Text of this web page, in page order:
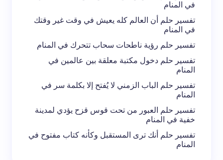
في المنام
تفسير حلم أن العالم كله يعيش في وقت غير وقتك
في المنام
تفسير حلم رؤية ناطحات سحاب تتحرك في المنام
تفسير حلم دخول مكتبة معلقة بين عالمين في
المنام
تفسير حلم الباب الزمني لا يُفتح إلا بكلمة سر في
المنام
تفسير حلم العبور من تحت قوس قزح يؤدي لمدينة
خفية في المنام
تفسير حلم أنك ترى المستقبل وكأنه كتاب مفتوح في
المنام